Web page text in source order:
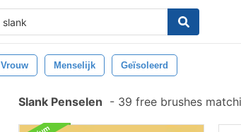
Vrouw Menselijk Geïsoleerd
Slank Penselen - 39 free brushes